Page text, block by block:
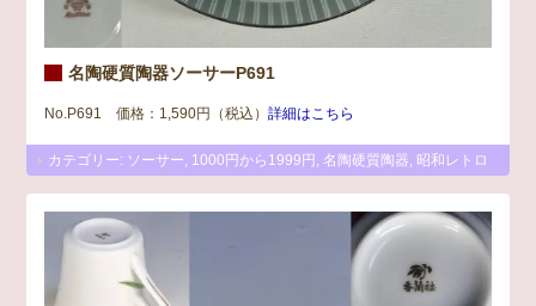
名陶硬質陶器ソーサーP691
No.P691 価格：1,590円（税込）詳細はこちら
カテゴリー: ソーサー, 1000円から1999円 ,名陶硬質陶器, 昭和レトロ